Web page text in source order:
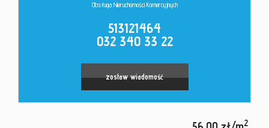
Obsługa Nieruchomości Komercyjnych
513121464
032 340 33 22
zostaw wiadomość
2